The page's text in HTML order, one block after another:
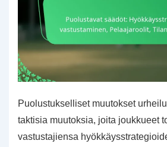
Puolustukselliset muutokset
taktisia muutoksia, joita joukkueet
vastustajiensa